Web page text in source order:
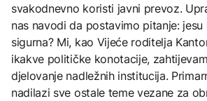
svakodnevno koristi javni prevoz.
nas navodi da postavimo pitanje: jesu
sigurna? Mi, kao Vijeće roditelja
ikakve političke konotacije,
djelovanje nadležnih institucija.
nadilazi sve ostale teme vezane za